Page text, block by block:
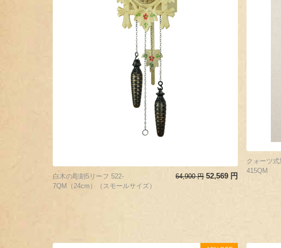
白木の彫刻5リーフ 522-
7QM（24cm）（スモールサイズ）
64,900 円 52,569 円
クォーツ
415QM